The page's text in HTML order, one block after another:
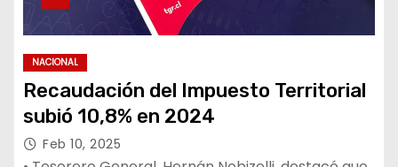
NACIONAL
Recaudación del Impuesto Territorial
subió 10,8% en 2024
Feb 10, 2025